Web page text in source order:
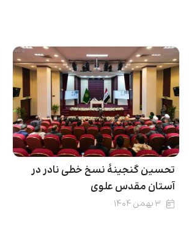
تحسین گنجینۀ نسخ خطی نادر در
آستان مقدس علوی
۳ بهمن ۱۴۰۴